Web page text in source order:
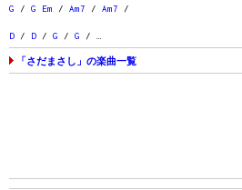
G / G Em / Am7 / Am7 /
D / D / G / G / …
「さだまさし」の楽曲一覧